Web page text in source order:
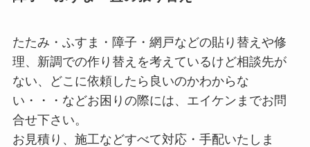
たたみ・ふすま・障子・網戸などの貼り替えや修
理、新調での作り替えを考えているけど相談先が
ない、どこに依頼したら良いのかわからな
い・・・などお困りの際には、エイケンまでお問
合せ下さい。
お見積り、施工などすべて対応・手配いたしま